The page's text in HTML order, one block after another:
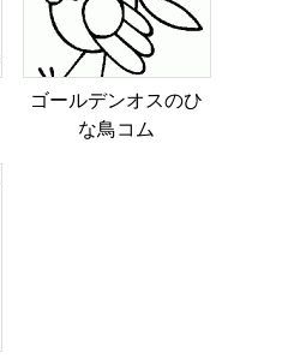
ゴールデンオスのひ
な鳥コム